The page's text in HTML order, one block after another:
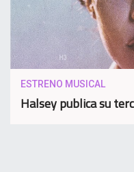
ESTRENO MUSICAL
Halsey publica su